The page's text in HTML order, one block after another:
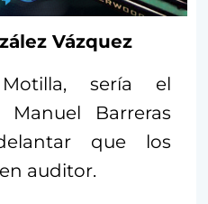
Vázquez
sería el
Manuel Barreras
que los
auditor.